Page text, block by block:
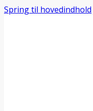
Spring til hovedindhold